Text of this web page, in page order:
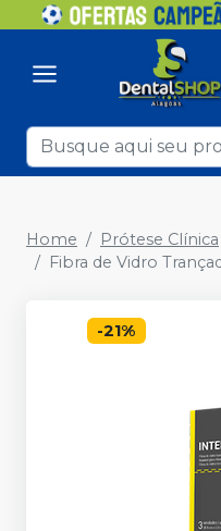
Home Prótese Clínica
Fibra de Vidro
-21%